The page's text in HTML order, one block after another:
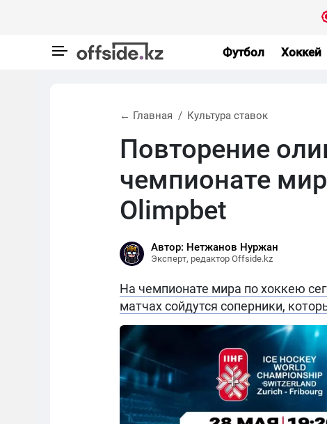
Футбол Хоккей
← Главная Культура ставок
Повторение
чемпионате
Olimpbet
Автор: Нетжанов Нуржан
Эксперт, редактор Offside.kz
На чемпионате мира по хоккею
матчах сойдутся соперники,